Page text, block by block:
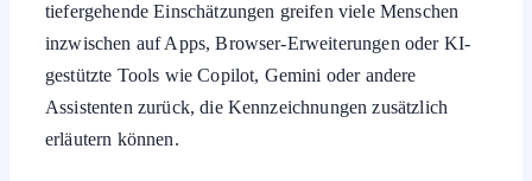
tiefergehende Einschätzungen greifen viele Menschen
inzwischen auf Apps, Browser-Erweiterungen oder KI-
gestützte Tools wie Copilot, Gemini oder andere
Assistenten zurück, die Kennzeichnungen zusätzlich
erläutern können.